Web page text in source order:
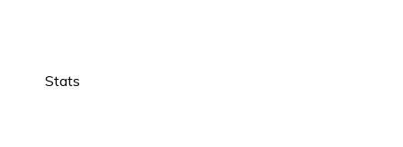
Stats